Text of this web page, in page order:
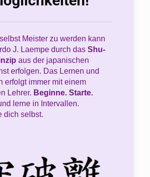
Meister zu werden kann
J. Laempe durch das Shu-
aus der japanischen
erfolgen. Das Lernen und
erfolgt immer mit einem
Lehrer. Beginne. Starte.
lerne in Intervallen.
dich selbst.